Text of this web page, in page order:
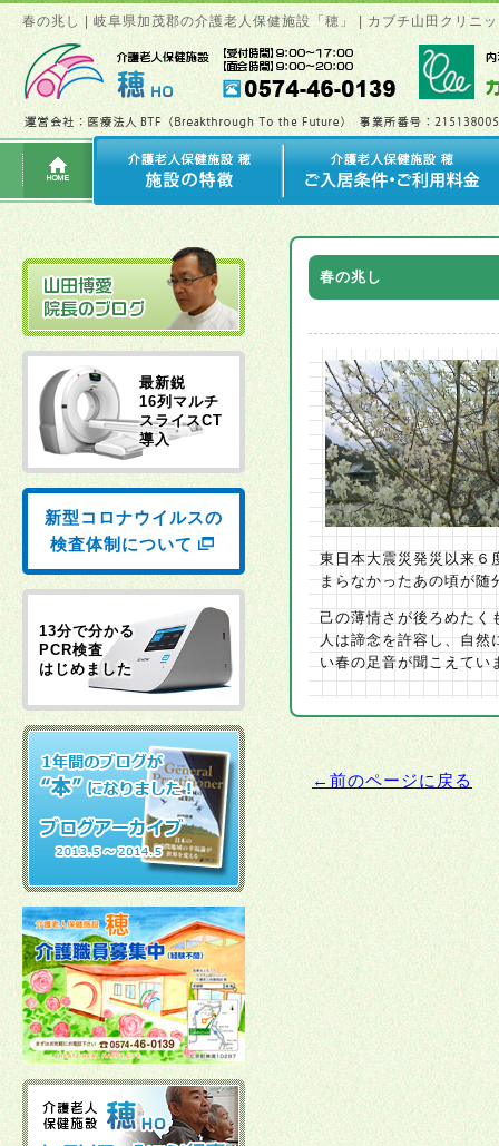
春の兆し | 岐阜県加茂郡の介護老人保健施設「穂」 | カブチ山田クリニ
春の兆し
東日本大震災発災以来６
まらなかったあの頃が随
己の薄情さが後ろめたく
人は諦念を許容し、自然
い春の足音が聞こえてい
←前のページに戻る
最新鋭
16列マルチ
スライスCT
導入
新型コロナウイルスの
検査体制について
13分で分かる
PCR検査
はじめました